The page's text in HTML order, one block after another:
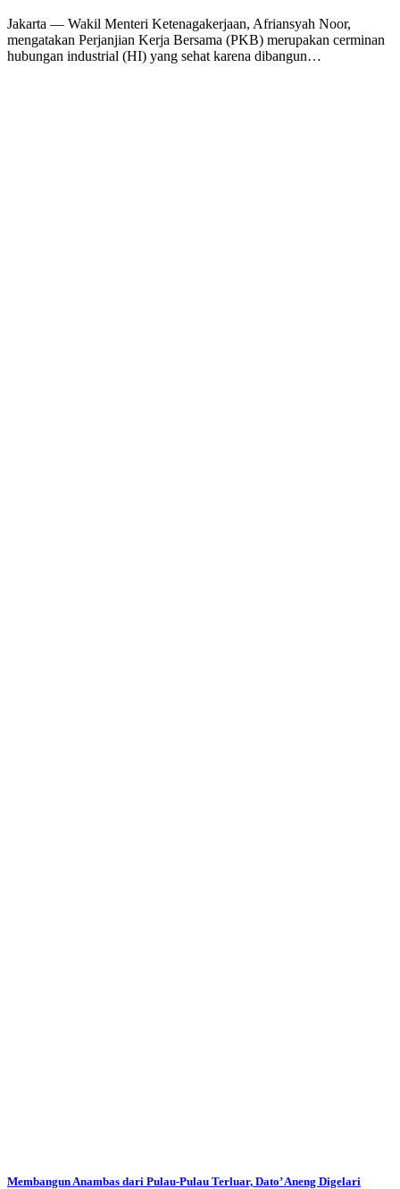
Jakarta — Wakil Menteri Ketenagakerjaan, Afriansyah Noor,
mengatakan Perjanjian Kerja Bersama (PKB) merupakan cerminan
hubungan industrial (HI) yang sehat karena dibangun…
Membangun Anambas dari Pulau-Pulau Terluar, Dato’ Aneng Digelari